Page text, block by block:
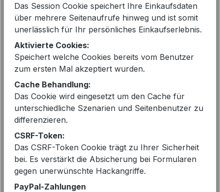
EAN:2000303550521
Artikelnummer:251-821970
Beschreibung
Dieses Damen T-Shirt aus reiner
Baumwolle von Princess goes
Hollywood ist ein stylisches
Statement-Piece mit verspieltem
Cha…Mehr
Das Session Cookie speichert Ihre Einkaufsdaten
über mehrere Seitenaufrufe hinweg und ist somit
unerlässlich für Ihr persönliches Einkaufserlebnis.
Aktivierte Cookies:
Speichert welche Cookies bereits vom Benutzer
zum ersten Mal akzeptiert wurden.
Cache Behandlung:
Das Cookie wird eingesetzt um den Cache für
unterschiedliche Szenarien und Seitenbenutzer zu
differenzieren.
CSRF-Token:
Das CSRF-Token Cookie trägt zu Ihrer Sicherheit
bei. Es verstärkt die Absicherung bei Formularen
gegen unerwünschte Hackangriffe.
PayPal-Zahlungen